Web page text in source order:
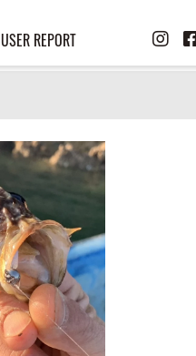
USER REPORT